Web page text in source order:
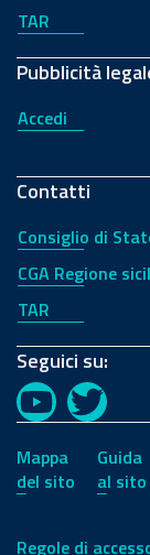
TAR
Pubblicità
Accedi
Contatti
Consiglio di
CGA Regione
TAR
Seguici su:
YouTubeTwitter
Mappa
del sito
Guida
al sito
Regole di